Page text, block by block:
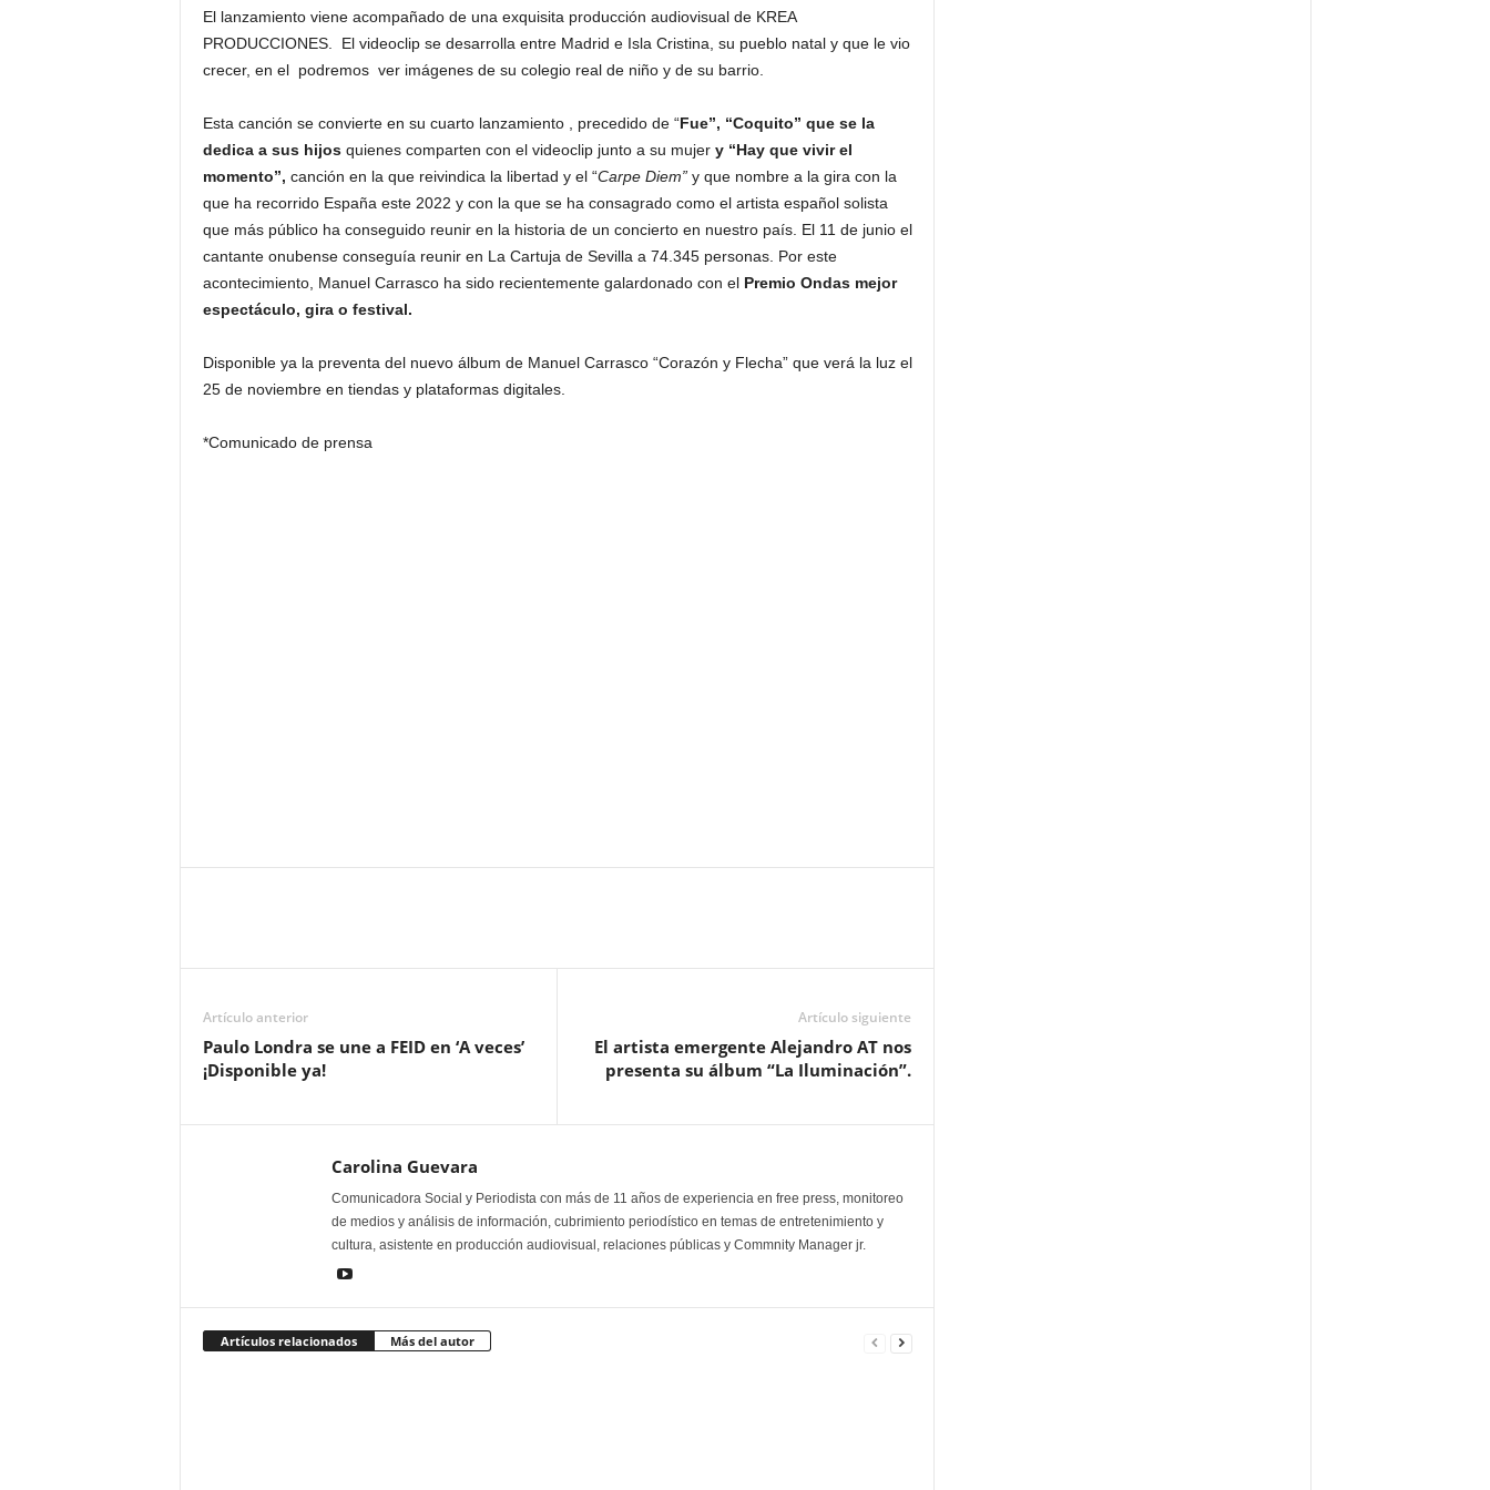
El lanzamiento viene acompañado de una exquisita producción audiovisual de KREA
PRODUCCIONES. El videoclip se desarrolla entre Madrid e Isla Cristina, su pueblo natal y que le vio
crecer, en el podremos ver imágenes de su colegio real de niño y de su barrio.
Esta canción se convierte en su cuarto lanzamiento , precedido de “Fue”, “Coquito” que se la
dedica a sus hijos quienes comparten con el videoclip junto a su mujer y “Hay que vivir el
momento”, canción en la que reivindica la libertad y el “Carpe Diem” y que nombre a la gira con la
que ha recorrido España este 2022 y con la que se ha consagrado como el artista español solista
que más público ha conseguido reunir en la historia de un concierto en nuestro país. El 11 de junio el
cantante onubense conseguía reunir en La Cartuja de Sevilla a 74.345 personas. Por este
acontecimiento, Manuel Carrasco ha sido recientemente galardonado con el Premio Ondas mejor
espectáculo, gira o festival.
Disponible ya la preventa del nuevo álbum de Manuel Carrasco “Corazón y Flecha” que verá la luz el
25 de noviembre en tiendas y plataformas digitales.
*Comunicado de prensa
Artículo anterior
Paulo Londra se une a FEID en ‘A veces’
¡Disponible ya!
Artículo siguiente
El artista emergente Alejandro ATnos
presenta su álbum “La Iluminación”.
Carolina Guevara
Comunicadora Social y Periodista con más de 11 años de experiencia en free press, monitoreo
de medios y análisis de información, cubrimiento periodístico en temas de entretenimiento y
cultura, asistente en producción audiovisual, relaciones públicas y Commnity Manager jr.
Artículos relacionados Más del autor